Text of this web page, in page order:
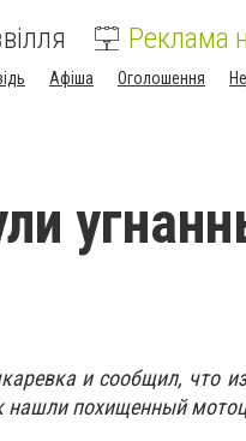
Реклама
Афіша Оголошення
и сообщил, что
нашли похищенный